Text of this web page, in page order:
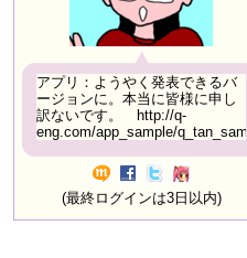
アプリ：ようやく発表できるバ
ージョンに。本当に皆様に申し
訳ないです。 http://q-
eng.com/app_sample/
(最終ログインは3日以内)